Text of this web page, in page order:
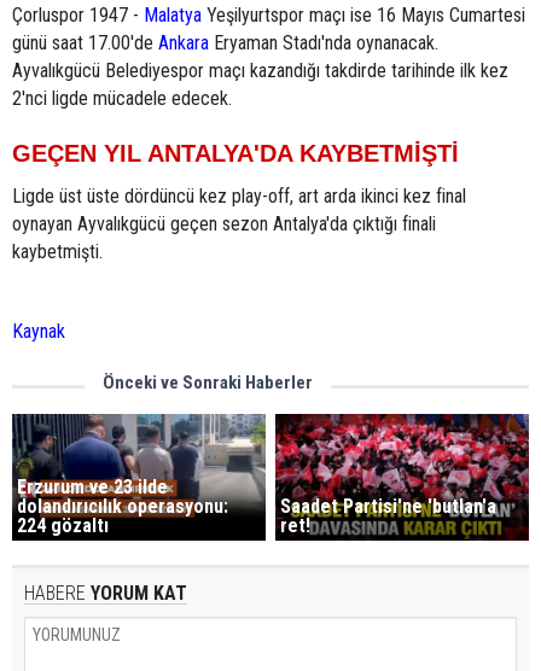
Çorluspor 1947 - Malatya Yeşilyurtspor maçı ise 16 Mayıs Cumartesi
günü saat 17.00'de Ankara Eryaman Stadı'nda oynanacak.
Ayvalıkgücü Belediyespor maçı kazandığı takdirde tarihinde ilk kez
2'nci ligde mücadele edecek.
GEÇEN YIL ANTALYA'DA KAYBETMİŞTİ
Ligde üst üste dördüncü kez play-off, art arda ikinci kez final
oynayan Ayvalıkgücü geçen sezon Antalya'da çıktığı finali
kaybetmişti.
Kaynak
Önceki ve Sonraki Haberler
Erzurum ve 23 ilde
dolandırıcılık operasyonu:
224 gözaltı
Saadet Partisi'ne 'butlan'a
ret!
HABERE YORUM KAT